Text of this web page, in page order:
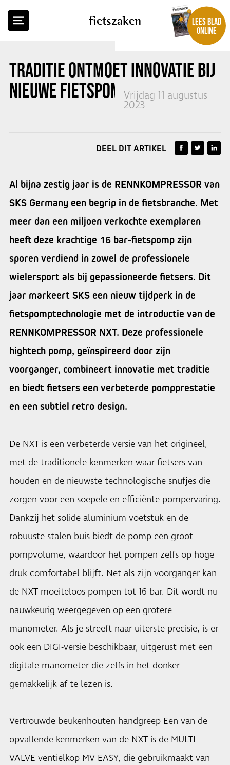
fietszaken
LEES BLAD
ONLINE
TRADITIE ONTMOET INNOVATIEBIJ
NIEUWE FIETSPOMP SKSVrijdag 11 augustus
2023
TERUG NAAR OVERZICHT
DEEL DIT ARTIKEL
Al bijna zestig jaar is de RENNKOMPRESSOR van
SKS Germany een begrip in de fietsbranche. Met
meer dan een miljoen verkochte exemplaren
heeft deze krachtige 16 bar-fietspomp zijn
sporen verdiend in zowel de professionele
wielersport als bij gepassioneerde fietsers. Dit
jaar markeert SKS een nieuw tijdperk in de
fietspomptechnologie met de introductie van de
RENNKOMPRESSOR NXT. Deze professionele
hightech pomp, geïnspireerd door zijn
voorganger, combineert innovatie met traditie
en biedt fietsers een verbeterde pompprestatie
en een subtiel retro design.
De NXT is een verbeterde versie van het origineel,
met de traditionele kenmerken waar fietsers van
houden en de nieuwste technologische snufjes die
zorgen voor een soepele en efficiënte pompervaring.
Dankzij het solide aluminium voetstuk en de
robuuste stalen buis biedt de pomp een groot
pompvolume, waardoor het pompen zelfs op hoge
druk comfortabel blijft. Net als zijn voorganger kan
de NXT moeiteloos pompen tot 16 bar. Dit wordt nu
nauwkeurig weergegeven op een grotere
manometer. Als je streeft naar uiterste precisie, is er
ook een DIGI-versie beschikbaar, uitgerust met een
digitale manometer die zelfs in het donker
gemakkelijk af te lezen is.
Vertrouwde beukenhouten handgreep Een van de
opvallende kenmerken van de NXT is de MULTI
VALVE ventielkop MV EASY, die gebruikmaakt van